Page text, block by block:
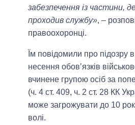
забезпечення із частини,
проходив службу», –
правоохоронці.
Їм повідомили про підозру
несення обов’язків
вчинене групою осіб за
(ч. 4 ст. 409, ч. 2 ст. 28 КК
може загрожувати до 10
волі.